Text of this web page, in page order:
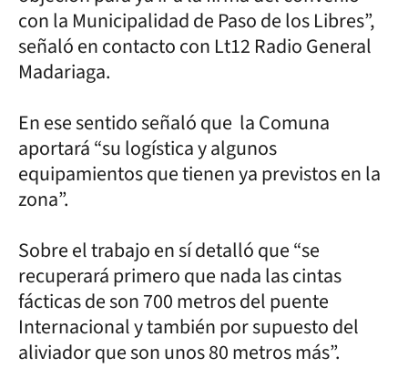
con la Municipalidad de Paso de los Libres”,
señaló en contacto con Lt12 Radio General
Madariaga.
En ese sentido señaló que la Comuna
aportará “su logística y algunos
equipamientos que tienen ya previstos en la
zona”.
Sobre el trabajo en sí detalló que “se
recuperará primero que nada las cintas
fácticas de son 700 metros del puente
Internacional y también por supuesto del
aliviador que son unos 80 metros más”.